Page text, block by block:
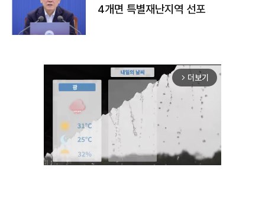
4개면 특별재난지역 선포
arrow_forward_ios 더보기